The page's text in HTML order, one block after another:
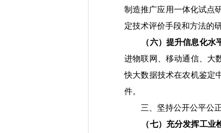
制造推广应用一体化试点
定技术评价手段和方法的
（六）提升信息化水
进物联网、移动通信、大
快大数据技术在农机鉴定
件。
三、 坚持公开公平公
（七）充分发挥工业